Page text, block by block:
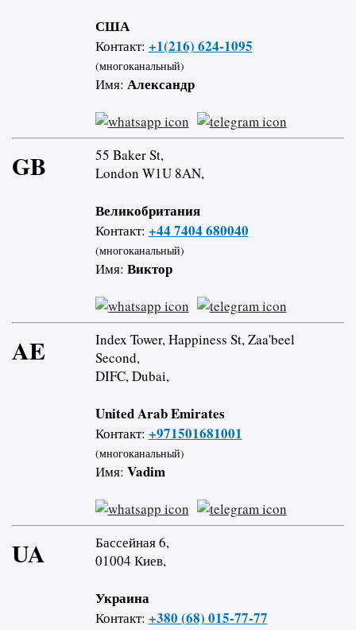
США
Контакт: +1(216) 624-1095
(многоканальный)
Имя: Александр
GB
55 Baker St,
London W1U 8AN,
Великобритания
Контакт: +44 7404 680040
(многоканальный)
Имя: Виктор
AE
Index Tower, Happiness St, Zaa'beel
Second,
DIFC, Dubai,
United Arab Emirates
Контакт: +971501681001
(многоканальный)
Имя: Vadim
UA
Бассейная 6,
01004 Киев,
Украина
Контакт: +380 (68) 015-77-77